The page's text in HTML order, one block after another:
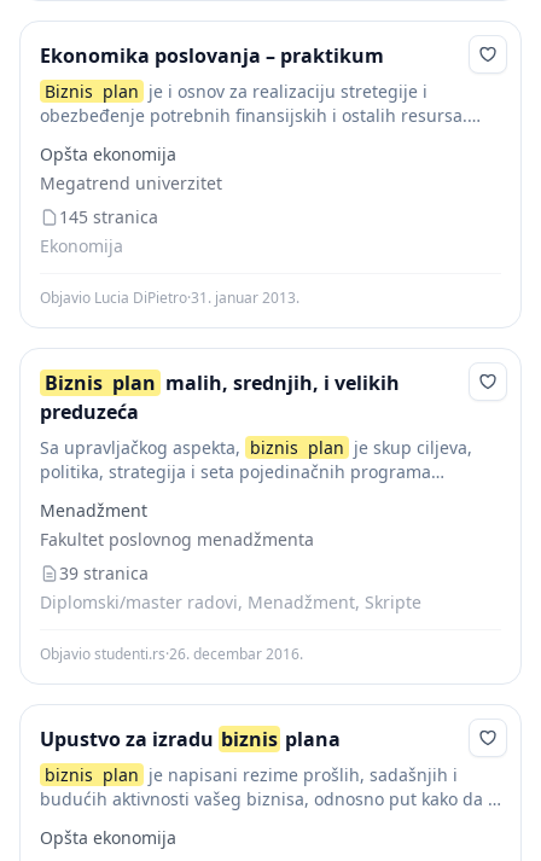
Ekonomika poslovanja – praktikum
Biznis plan je i osnov za realizaciju stretegije i
obezbeđenje potrebnih finansijskih i ostalih resursa.
priprema pre započinjanja novog posla ili poslovnog...
Opšta ekonomija
Megatrend univerzitet
145 stranica
Ekonomija
Objavio Lucia DiPietro·31. januar 2013.
Biznis plan malih, srednjih, i velikih
preduzeća
Sa upravljačkog aspekta, biznis plan je skup ciljeva,
politika, strategija i seta pojedinačnih programa
privrednog društva. Ovaj dokument predstavlja
koji se prezentuje banci...
Menadžment
Fakultet poslovnog menadžmenta
39 stranica
Diplomski/master radovi, Menadžment, Skripte
Objavio studenti.rs·26. decembar 2016.
Upustvo za izradu biznis plana
biznis plan je napisani rezime prošlih, sadašnjih i
budućih aktivnosti vašeg biznisa, odnosno put kako da iz
budućnosti (tačke c). Kada planirate...
Opšta ekonomija